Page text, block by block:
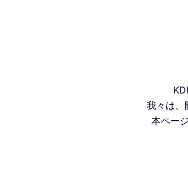
我々は、
本ペー